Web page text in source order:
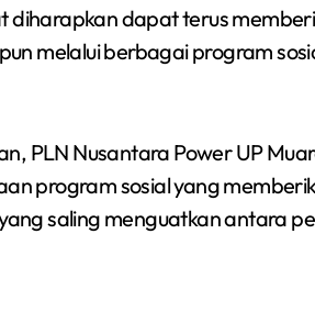
dapat terus
melalui berbagai program
PLN Nusantara Power UP
program sosial yang
saling menguatkan antara